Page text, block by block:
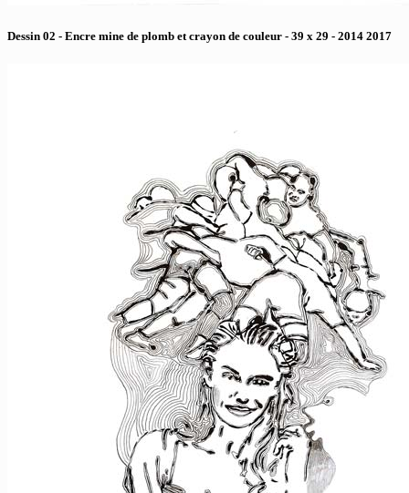
Dessin 02 - Encre mine de plomb et crayon de couleur - 39 x 29 - 2014 2017